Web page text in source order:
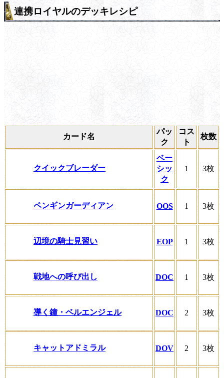
連携ロイヤルのデッキレシピ
カード名
パッ
ク
コス
ト
枚数
クイックブレーダー
ベー
シッ
ク
1 3枚
ペンギンガーディアン OOS 1 3枚
辺境の騎士見習い EOP 1 3枚
戦地への呼び出し DOC 1 3枚
導く鐘・ベルエンジェル DOC 2 3枚
キャットアドミラル DOV 2 3枚